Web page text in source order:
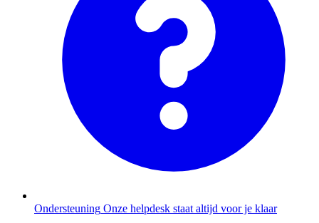
Ondersteuning Onze helpdesk staat altijd voor je klaar